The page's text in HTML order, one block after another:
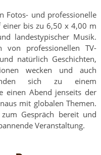
Fotos- und professionelle
einer bis zu 6,50 x 4,00 m
landestypischer Musik.
von professionellen TV-
natürlich Geschichten,
wecken und auch
sich zu einem
einen Abend jenseits der
mit globalen Themen.
Gespräch bereit und
Veranstaltung.